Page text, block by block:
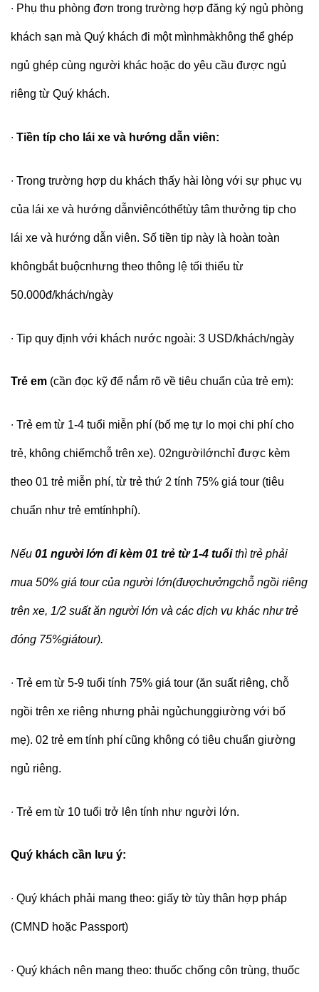
∙ Phụ thu phòng đơn trong trường hợp đăng ký ngủ phòng
khách sạn mà Quý khách đi một mìnhmàkhông thể ghép
ngủ ghép cùng người khác hoặc do yêu cầu được ngủ
riêng từ Quý khách.
∙ Tiền típ cho lái xe và hướng dẫn viên:
∙ Trong trường hợp du khách thấy hài lòng với sự phục vụ
của lái xe và hướng dẫnviêncóthểtùy tâm thưởng tip cho
lái xe và hướng dẫn viên. Số tiền tip này là hoàn toàn
khôngbắt buộcnhưng theo thông lệ tối thiểu từ
50.000đ/khách/ngày
∙ Tip quy định với khách nước ngoài: 3 USD/khách/ngày
Trẻ em (cần đọc kỹ để nắm rõ về tiêu chuẩn của trẻ em):
∙ Trẻ em từ 1-4 tuổi miễn phí (bố mẹ tự lo mọi chi phí cho
trẻ, không chiếmchỗ trên xe). 02ngườilớnchỉ được kèm
theo 01 trẻ miễn phí, từ trẻ thứ 2 tính 75% giá tour (tiêu
chuẩn như trẻ emtínhphí).
Nếu 01 người lớn đi kèm 01 trẻ từ 1-4 tuổithì trẻ phải
mua 50% giá tour của người lớn(đượchưởngchỗ ngồi riêng
trên xe, 1/2 suất ăn người lớn và các dịch vụ khác như trẻ
đóng 75%giátour).
∙ Trẻ em từ 5-9 tuổi tính 75% giá tour (ăn suất riêng, chỗ
ngồi trên xe riêng nhưng phải ngủchunggiường với bố
mẹ). 02 trẻ em tính phí cũng không có tiêu chuẩn giường
ngủ riêng.
∙ Trẻ em từ 10 tuổi trở lên tính như người lớn.
Quý khách cần lưu ý:
∙ Quý khách phải mang theo: giấy tờ tùy thân hợp pháp
(CMND hoặc Passport)
∙ Quý khách nên mang theo: thuốc chống côn trùng, thuốc